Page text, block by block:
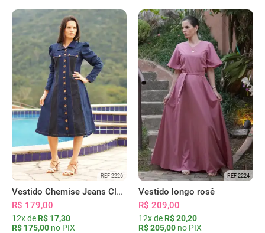
REF 2226
Vestido Chemise Jeans Clássica Serena
R$ 179,00
12x de R$ 17,30
R$ 175,00 no PIX
REF 2224
Vestido longo rosê
R$ 209,00
12x de R$ 20,20
R$ 205,00 no PIX